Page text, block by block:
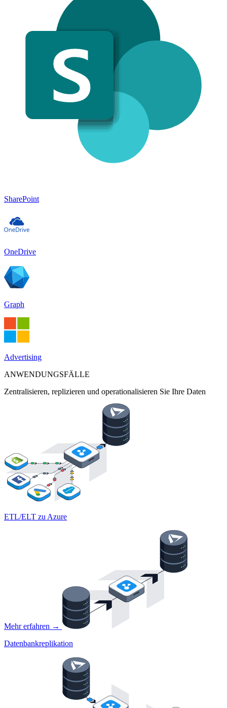
SharePoint
OneDrive
Graph
Advertising
ANWENDUNGSFÄLLE
Zentralisieren, replizieren und operationalisieren Sie Ihre Daten
ETL/ELT zu Azure
Mehr erfahren →
Datenbankreplikation